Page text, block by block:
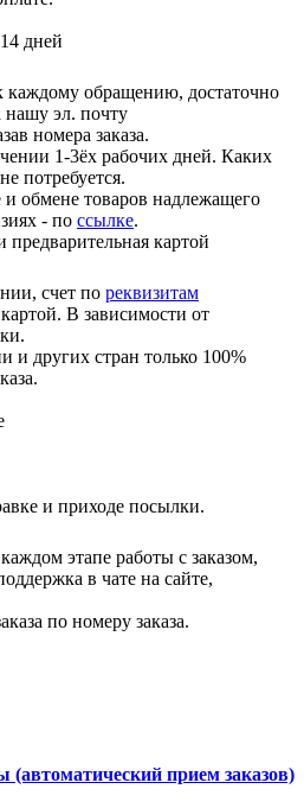
дней
обращению, достаточно
нашу эл. почту
номера заказа.
1-3ёх рабочих дней. Каких
потребуется.
и обмене товаров надлежащего
- по ссылке.
картой
счет по реквизитам
В зависимости от
и других стран только 100%
и приходе посылки.
этапе работы с заказом,
в чате на сайте,
по номеру заказа.
(автоматический прием заказов)